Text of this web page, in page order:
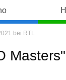
bei RTL